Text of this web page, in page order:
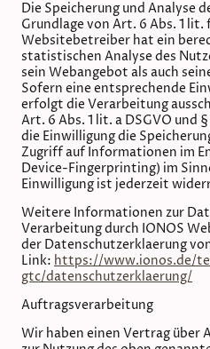
Die Speicherung und Analyse
Grundlage von Art. 6 Abs. 1 lit.
Websitebetreiber hat ein
statistischen Analyse des
sein Webangebot als auch
Sofern eine entsprechende
erfolgt die Verarbeitung
Art. 6 Abs. 1 lit. a DSGVO und
die Einwilligung die
Zugriff auf Informationen im
Device-Fingerprinting) im
Einwilligung ist jederzeit
Weitere Informationen zur
Verarbeitung durch IONOS
der Datenschutzerklaerung
Link: https://www.ionos.de/
gtc/datenschutzerklaerung/
Auftragsverarbeitung
Wir haben einen Vertrag über